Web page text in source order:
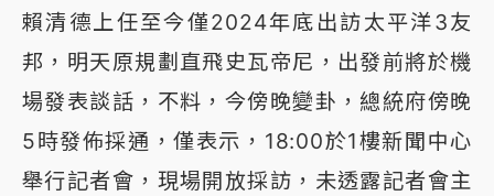
賴清德上任至今僅2024年底出訪太平洋3友
邦，明天原規劃直飛史瓦帝尼，出發前將於機
場發表談話，不料，今傍晚變卦，總統府傍晚
5時發佈採通，僅表示，18:00於1樓新聞中心
舉行記者會，現場開放採訪，未透露記者會主